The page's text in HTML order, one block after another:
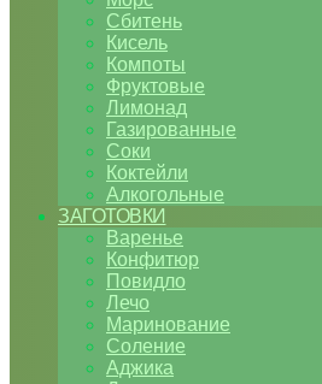
Сбитень
Кисель
Компоты
Фруктовые
Лимонад
Газированные
Соки
Коктейли
Алкогольные
ЗАГОТОВКИ
Варенье
Конфитюр
Повидло
Лечо
Маринование
Соление
Аджика